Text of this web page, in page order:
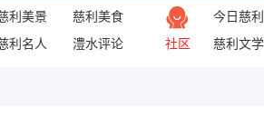
利美景
慈利美食
利名人 澧水评论 社区
今日慈利
慈利文学